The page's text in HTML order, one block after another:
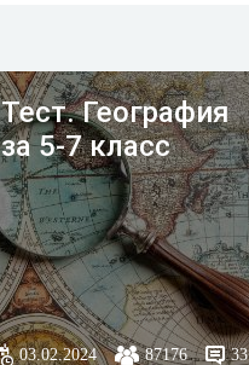
Тест. География
за 5-7 класс
03.02.2024 87176 33